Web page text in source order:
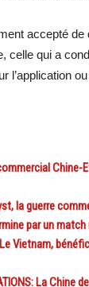
accepté de
celle qui a
l’application
Chine-
la guerre
par un match
Vietnam,
La Chine